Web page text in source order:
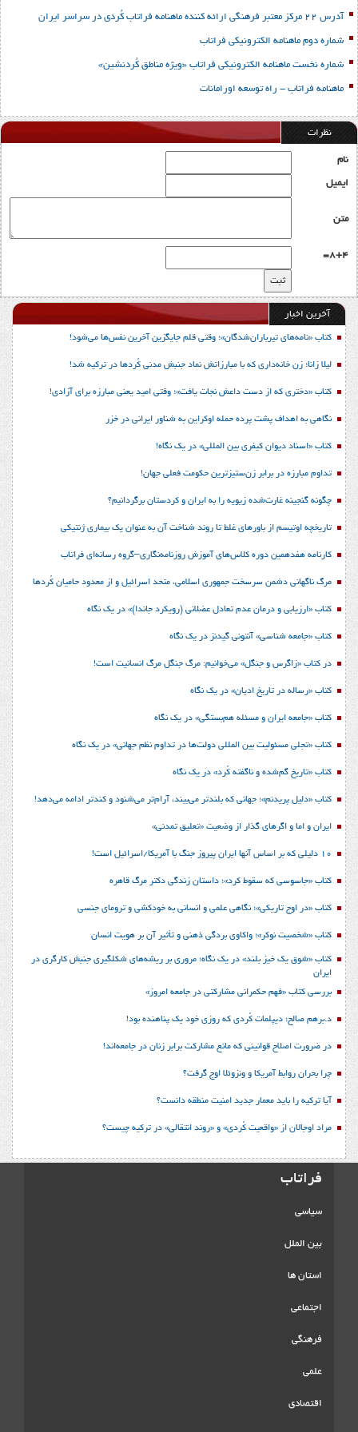
آدرس 22 مرکز معتبر فرهنگی ارائه کننده ماهنامه فراتاب کُردی در سراسر ایران
شماره دوم ماهنامه الکترونیکی فراتاب
شماره نخست ماهنامه الکترونیکی فراتاب «ویژه مناطق کُردنشین»
ماهنامه فراتاب - راه توسعه اورامانات
نظرات
نام
ایمیل
متن
8+4=
آخرین اخبار
کتاب «نامه‌های تیرباران‌شدگان»؛ وقتی قلم جایگزین آخرین نفس‌ها می‌شود!
لیلا زانا؛ زن خانه‌داری که با مبارزاتش نماد جنبش مدنی کُردها در ترکیه شد!
کتاب «دختری که از دست داعش نجات یافت»؛ وقتی امید یعنی مبارزه برای آزادی!
نگاهی به اهداف پشت پرده حمله اوکراین به شناور ایرانی در خزر
کتاب «اسناد دیوان کیفری بین المللی» در یک نگاه!
تداوم مبارزه در برابر زن‌ستیزترین حکومت فعلی جهان!
چگونه گنجینه غارت‌شده زیویه را به ایران و کردستان برگردانیم؟
تاریخچه اوتیسم از باورهای غلط تا روند شناخت آن به عنوان یک بیماری ژنتیکی
کارنامه هفدهمین دوره کلاس‌های آموزش روزنامه‌نگاری–گروه رسانه‌ای فراتاب
مرگ ناگهانی دشمن سرسخت جمهوری اسلامی، متحد اسرائیل و از معدود حامیان کُردها
کتاب «ارزیابی و درمان عدم تعادل عضلانی (رویکرد جاندا)» در یک نگاه
کتاب «جامعه شناسی» آنتونی گیدنز در یک نگاه
در کتاب «زاگرس و جنگل» می‌خوانیم: مرگ جنگل مرگ انسانیت است!
کتاب «رساله در تاریخ ادیان» در یک نگاه
کتاب «جامعه ایران و مسئله هم‌بستگی» در یک نگاه
کتاب «تجلی مسئولیت بین المللی دولت‌ها در تداوم نظم جهانی» در یک نگاه
کتاب «تاریخ گم‌شده و ناگفته کُرد» در یک نگاه
کتاب «دلیل پریدنم»؛ جهانی که بلندتر می‌بیند، آرام‌تر می‌شنود و کندتر ادامه می‌دهد!
ایران و اما و اگرهای گذار از وضعیت «تعلیق تمدنی»
10 دلیلی که بر اساس آنها ایران پیروز جنگ با آمریکا/اسرائیل است!
کتاب «جاسوسی که سقوط کرد»؛ داستان زندگی دکتر مرگ قاهره
کتاب «در اوج تاریکی»؛ نگاهی علمی و انسانی به خودکشی و ترومای جنسی
کتاب «شخصیت نوکر»؛ واکاوی بردگی ذهنی و تأثیر آن بر هویت انسان
کتاب «شوق یک خیز بلند» در یک نگاه؛ مروری بر ریشه‌های شکل‎گیری جنبش کارگری در
ایران
بررسی کتاب «فهم حکمرانی مشارکتی در جامعه امروز»
د.برهم صالح؛ دیپلمات کُردی که روزی خود یک پناهنده بود!
در ضرورت اصلاح قوانینی که مانع مشارکت برابر زنان در جامعه‌اند!
چرا بحران روابط آمریکا و ونزوئلا اوج گرفت؟
آیا ترکیه را باید معمار جدید امنیت منطقه دانست؟
مراد اوجالان از «واقعیت کُردی» و «روند انتقالی» در ترکیه چیست؟
فراتاب
سیاسی
بین الملل
استان ها
اجتماعی
فرهنگی
علمی
اقتصادی